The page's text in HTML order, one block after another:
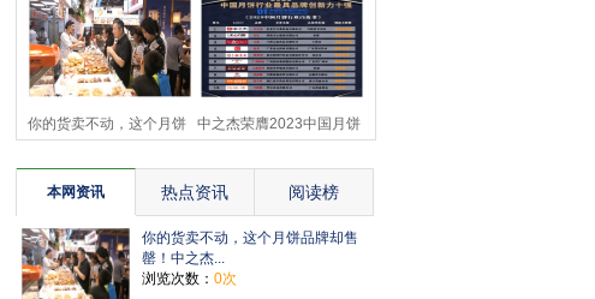
德盛杯”2024环岛 司为岛城经济 发展
你的货卖不动，这个月饼 中之杰荣膺2023中国月饼
本网资讯
热点资讯 阅读榜
你的货卖不动，这个月饼品牌却售
罄！中之杰...
浏览次数： 0次